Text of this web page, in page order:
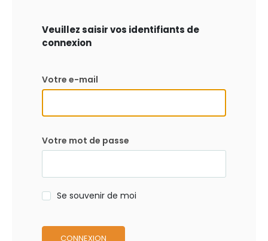
Veuillez saisir vos identifiants de
connexion
Votre e-mail
Votre mot de passe
Se souvenir de moi
CONNEXION